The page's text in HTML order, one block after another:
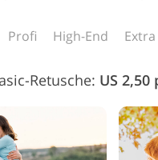
Komplette Ps-
Komplette Ps
Sammlung
Profi High-End Extra
Retusche: US 2,50